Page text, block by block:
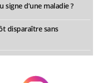
signe d’une maladie ?
disparaître sans